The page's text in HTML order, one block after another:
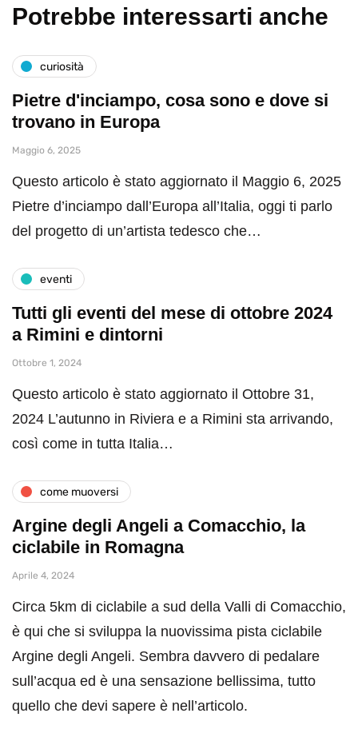
Potrebbe interessarti anche
curiosità
Pietre d'inciampo, cosa sono e dove si
trovano in Europa
Maggio 6, 2025
Questo articolo è stato aggiornato il Maggio 6, 2025
Pietre d’inciampo dall’Europa all’Italia, oggi ti parlo
del progetto di un’artista tedesco che…
eventi
Tutti gli eventi del mese di ottobre 2024
a Rimini e dintorni
Ottobre 1, 2024
Questo articolo è stato aggiornato il Ottobre 31,
2024 L’autunno in Riviera e a Rimini sta arrivando,
così come in tutta Italia…
come muoversi
Argine degli Angeli a Comacchio, la
ciclabile in Romagna
Aprile 4, 2024
Circa 5km di ciclabile a sud della Valli di Comacchio,
è qui che si sviluppa la nuovissima pista ciclabile
Argine degli Angeli. Sembra davvero di pedalare
sull’acqua ed è una sensazione bellissima, tutto
quello che devi sapere è nell’articolo.